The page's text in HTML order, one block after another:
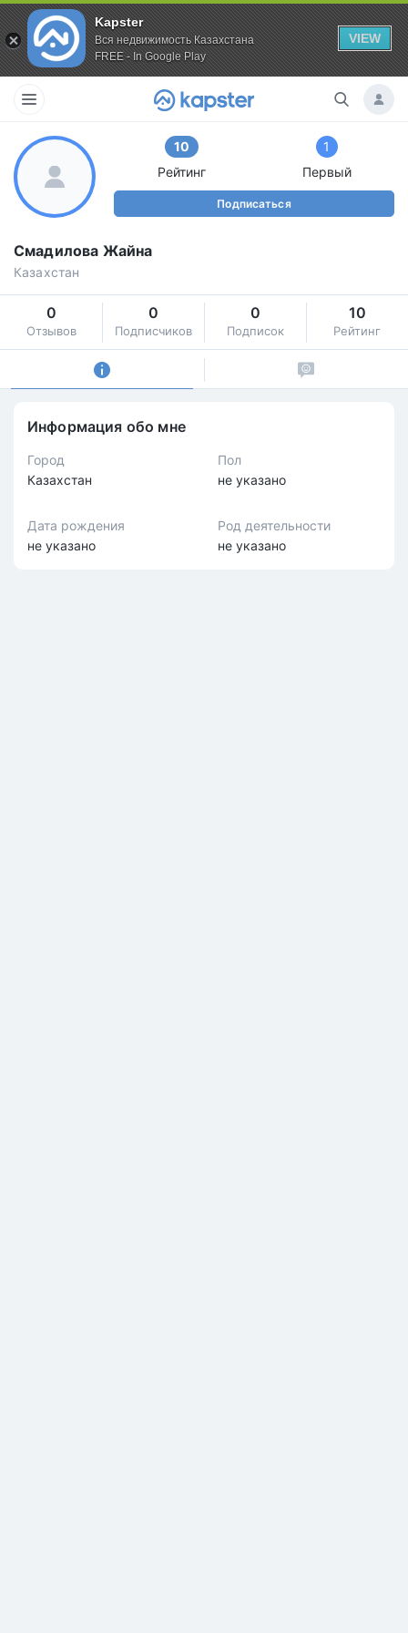
Kapster
Вся недвижимость Казахстана
FREE - In Google Play
VIEW
10
Рейтинг
1
Первый
Подписаться
Смадилова Жайна
Казахстан
0
Отзывов
0
Подписчиков
0
Подписок
10
Рейтинг
Информация обо мне
Город
Казахстан
Пол
не указано
Дата рождения
не указано
Род деятельности
не указано